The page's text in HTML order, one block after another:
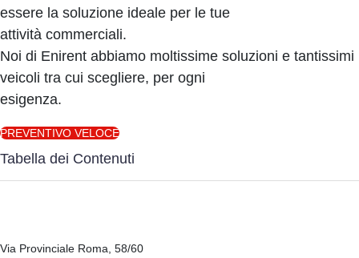
essere la soluzione ideale per le tue
attività commerciali.
Noi di Enirent abbiamo moltissime soluzioni e tantissimi
veicoli tra cui scegliere, per ogni
esigenza.
PREVENTIVO VELOCE
Tabella dei Contenuti
Via Provinciale Roma, 58/60